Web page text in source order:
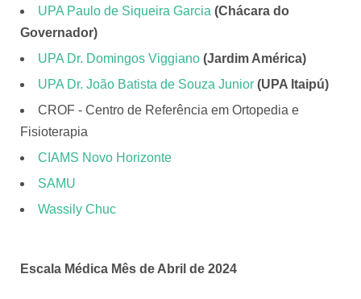
UPA Paulo de Siqueira Garcia (Chácara do
Governador)
UPA Dr. Domingos Viggiano (Jardim América)
UPA Dr. João Batista de Souza Junior (UPA Itaipú)
CROF - Centro de Referência em Ortopedia e
Fisioterapia
CIAMS Novo Horizonte
SAMU
Wassily Chuc
Escala Médica Mês de Abril de 2024